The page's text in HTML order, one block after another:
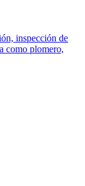
inspección de
como plomero,